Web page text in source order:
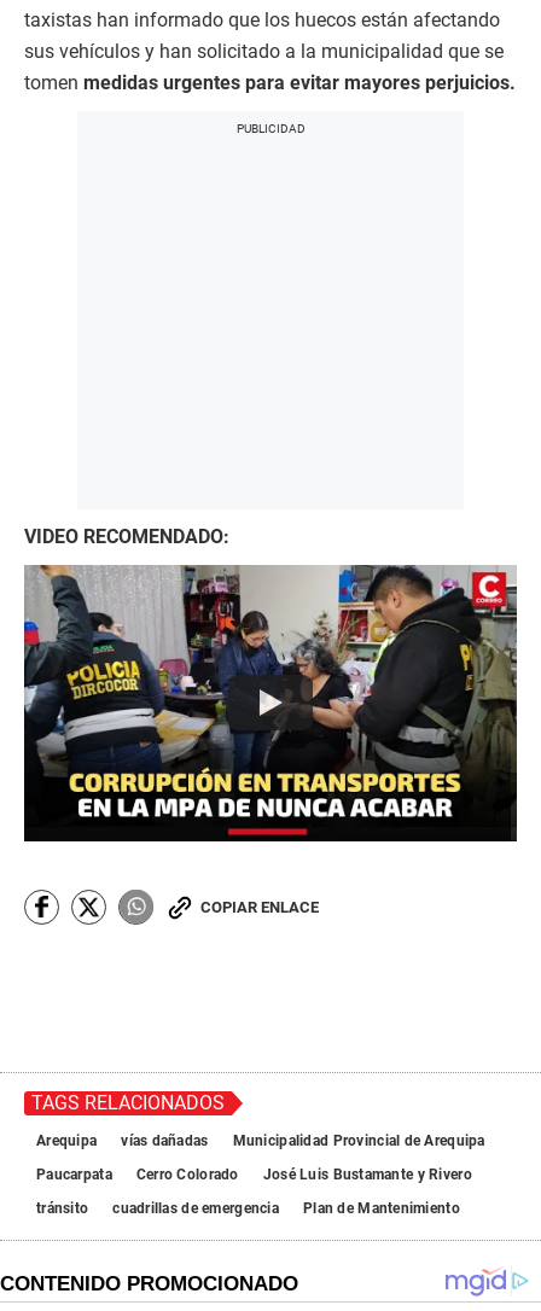
taxistas han informado que los huecos están afectando
sus vehículos y han solicitado a la municipalidad que se
tomen medidas urgentes para evitar mayores perjuicios.
VIDEO RECOMENDADO:
COPIAR ENLACE
TAGS RELACIONADOS
Arequipa vías dañadas
Municipalidad Provincial de Arequipa
Paucarpata
Cerro Colorado
José Luis Bustamante y Rivero
tránsito
cuadrillas de emergencia Plan de Mantenimiento